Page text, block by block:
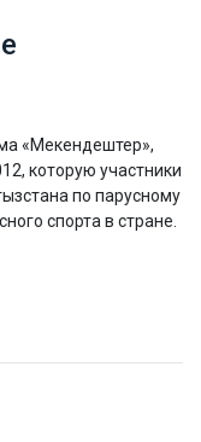
«Мекендештер»,
которую участники
по парусному
спорта в стране.